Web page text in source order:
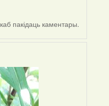
каб пакідаць каментары.